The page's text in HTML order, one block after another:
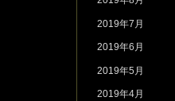
2019年7月
2019年6月
2019年5月
2019年4月